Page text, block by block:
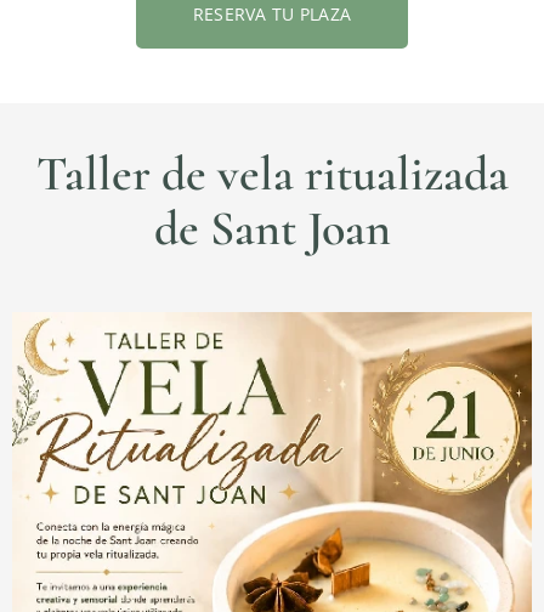
RESERVA TU PLAZA
Taller de vela ritualizada
de Sant Joan